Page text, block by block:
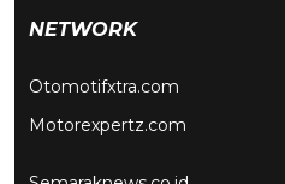
NETWORK
Otomotifxtra.com
Motorexpertz.com